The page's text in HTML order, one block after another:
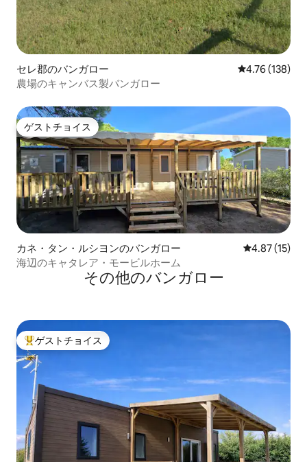
セレ郡のバンガロー レビュー138
4.76 (138)
農場のキャンバス製バンガロー
ゲストチョイス
ゲストチョイス
カネ・タン・ルシヨンのバンガロー レビュー15
4.87 (15)
海辺のキャタレア・モービルホーム
その他のバンガロー
大好評のゲストチョイスです。
ゲストチョイス